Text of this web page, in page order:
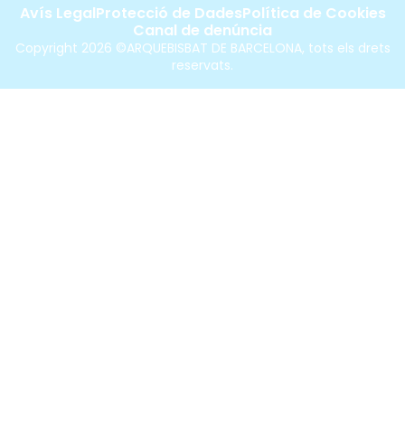
Copyright 2026 ©ARQUEBISBAT DE BARCELONA, tots els drets
reservats.
Avís LegalProtecció de DadesPolítica de Cookies
Canal de denúncia